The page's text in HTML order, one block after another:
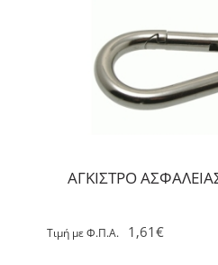
ΑΓΚΙΣΤΡΟ
Tιμή με Φ.Π.Α. 1,61€